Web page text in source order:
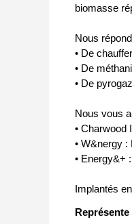
biomasse
Nous
• De
• De
• De
Nous vous
• Charwood
• W&nergy :
• Energy&+
Implantés
Représente